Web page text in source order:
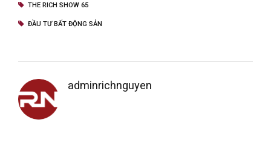
THE RICH SHOW 65
ĐẦU TƯ BẤT ĐỘNG SẢN
adminrichnguyen